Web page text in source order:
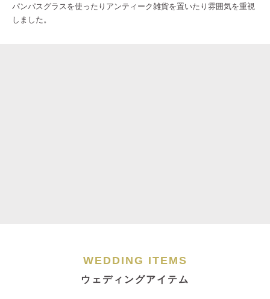
パンパスグラスを使ったりアンティーク雑貨を置いたり雰囲気を重視
しました。
WEDDING ITEMS
ウェディングアイテム